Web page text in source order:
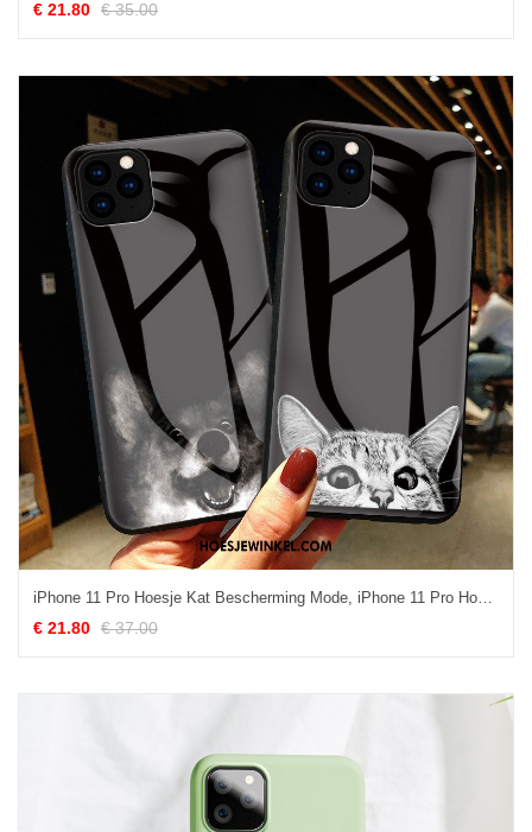
€ 21.80 € 35.00
iPhone 11 Pro Hoesje Kat Bescherming Mode, iPhone 11 Pro Hoesje All Inclusive Hoes
€ 21.80 € 37.00